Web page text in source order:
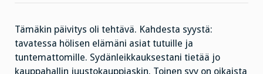
Tämäkin päivitys oli tehtävä. Kahdesta syystä:
tavatessa hölisen elämäni asiat tutuille ja
tuntemattomille. Sydänleikkauksestani tietää jo
kauppahallin juustokauppiaskin. Toinen syy on oikaista